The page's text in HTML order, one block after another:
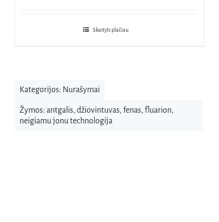
15,00€.
Skaityti plačiau
Kategorijos: Nurašymai
Žymos: antgalis, džiovintuvas, fenas, fluarion,
neigiamu jonu technologija